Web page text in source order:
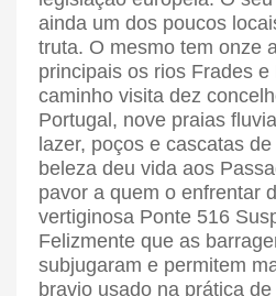
ainda um dos poucos
truta. O mesmo tem onze
principais os rios Frades e
caminho visita dez
Portugal, nove praias
lazer, poços e cascatas
beleza deu vida aos
pavor a quem o enfrentar
vertiginosa Ponte 516
Felizmente que as
subjugaram e permitem
bravio usado na prática